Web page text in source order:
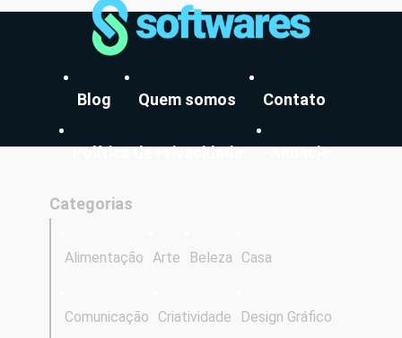
Blog Quem somos Contato
Política de Privacidade Anuncie
Categorias
Alimentação Arte Beleza Casa
Comunicação Criatividade Design Gráfico